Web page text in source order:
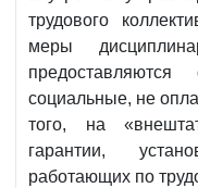
трудового
меры
социальные, не
того, на
гарантии,
работающих по